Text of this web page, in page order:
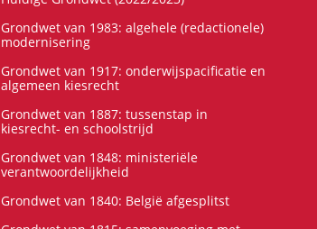
Grondwet van 1983: algehele (redactionele)
modernisering
Grondwet van 1917: onderwijspacificatie en
algemeen kiesrecht
Grondwet van 1887: tussenstap in
kiesrecht- en schoolstrijd
Grondwet van 1848: ministeriële
verantwoordelijkheid
Grondwet van 1840: België afgesplitst